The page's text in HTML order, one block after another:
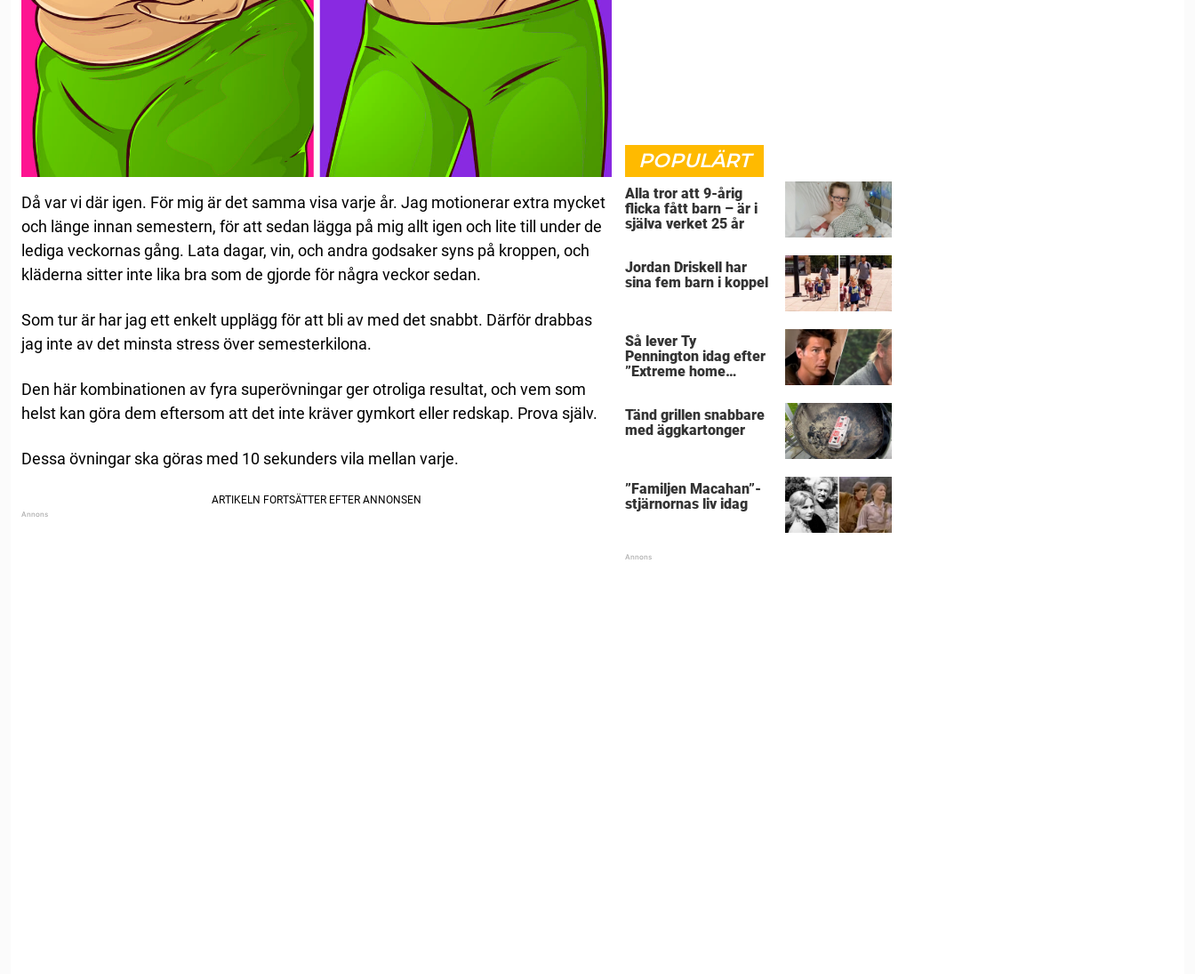
Då var vi där igen. För mig är det samma visa varje år. Jag motionerar extra mycket
och länge innan semestern, för att sedan lägga på mig allt igen och lite till under de
lediga veckornas gång. Lata dagar, vin, och andra godsaker syns på kroppen, och
kläderna sitter inte lika bra som de gjorde för några veckor sedan.
Som tur är har jag ett enkelt upplägg för att bli av med det snabbt. Därför drabbas
jag inte av det minsta stress över semesterkilona.
Den här kombinationen av fyra superövningar ger otroliga resultat, och vem som
helst kan göra dem eftersom att det inte kräver gymkort eller redskap. Prova själv.
Dessa övningar ska göras med 10 sekunders vila mellan varje.
POPULÄRT
Alla tror att 9-årig
flicka fått barn – är i
själva verket 25 år
Jordan Driskell har
sina fem barn i koppel
Så lever Ty
Pennington idag efter
”Extreme home
Tänd grillen snabbare
med äggkartonger
”Familjen Macahan”-
stjärnornas liv idag